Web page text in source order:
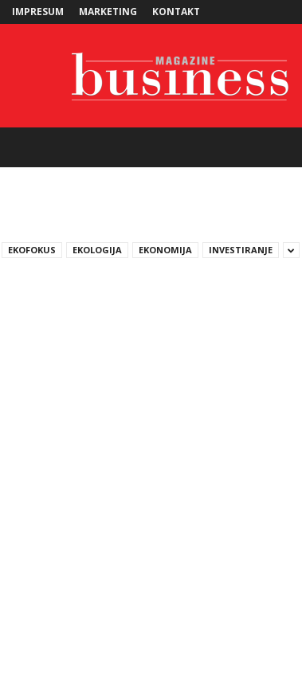
IMPRESUM MARKETING KONTAKT
EKOFOKUS EKOLOGIJA EKONOMIJA INVESTIRANJE